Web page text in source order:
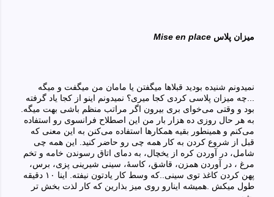
میزان پلاس Mise en place
نمیدونم شنیده بودید قبلا‌ها میگفتن یا مامان من میگفت و میگه
...چه میزان پلاسی کردی کجا میری؟ نمیدونم اینو از کجا یاد گرفته
بود و وقتی‌ می‌خوای بری بیرون اگر مراتب منظم باشی‌ بهت میگه.
به هر حال روزی ده هزار بار من این اصطلاح فرانسوی رو استفاده
می‌کنم و همینطور بقیه همکارها استفاده می‌کنن به این معنی‌ که
قبل از شروع کردن به کار همه چی‌ رو حاضر کنید. این همه چی‌
شامل، در آوردن کره از یخچال، به دمای اتاق رسوندن خامه و تخم
مرغ ، در آوردن همزن، قاشق، کاسهٔ، سینی شیرینی‌ پزی، برس،
پهن کردن کاغذ توی سینی..که وسط کار یادتون نیفته. اینا ۱۰ دقیقه
طول میکش .همیشه اینارو روی میز بذارین که کار لذت بخش تر